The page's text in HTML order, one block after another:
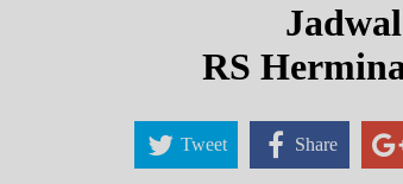
RS
Tweet Share